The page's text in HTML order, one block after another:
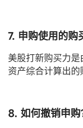
7. 申购使用的购
美股打新购买力
资产综合计算出的
8. 如何撤销申购